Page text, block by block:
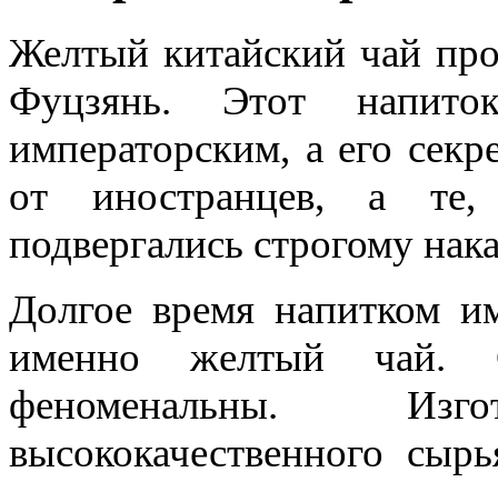
Желтый китайский чай
Фуцзянь. Этот
императорским, а его
от иностранцев, а
подвергались строгому
Долгое время напитком
именно желтый чай.
феноменальны.
высококачественного